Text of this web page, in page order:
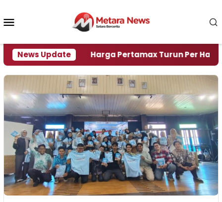
konten
News Update
Air Harga Pertamax Turun Per Hari Ini,